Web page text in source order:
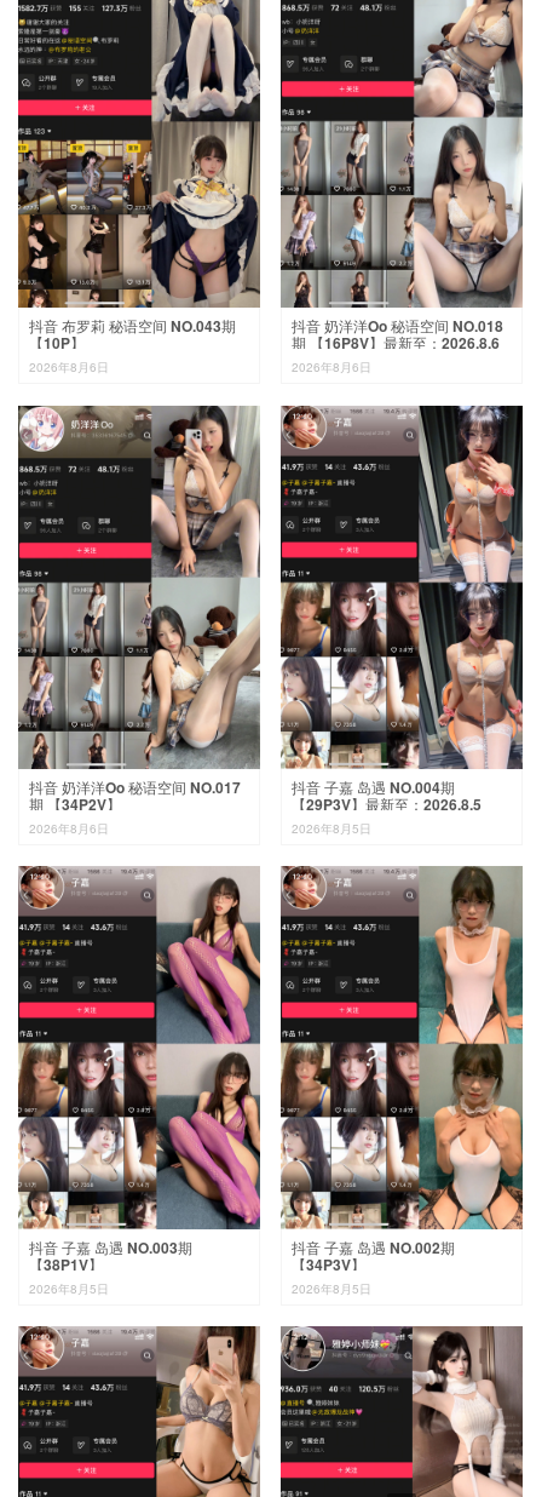
抖音 布罗莉 秘语空间 NO.043期
【10P】
2026年8月6日
抖音 奶洋洋Oo 秘语空间 NO.018
期 【16P8V】最新至：2026.8.6
2026年8月6日
抖音 奶洋洋Oo 秘语空间 NO.017
期 【34P2V】
2026年8月6日
抖音 子嘉 岛遇 NO.004期
【29P3V】最新至：2026.8.5
2026年8月5日
抖音 子嘉 岛遇 NO.003期
【38P1V】
2026年8月5日
抖音 子嘉 岛遇 NO.002期
【34P3V】
2026年8月5日